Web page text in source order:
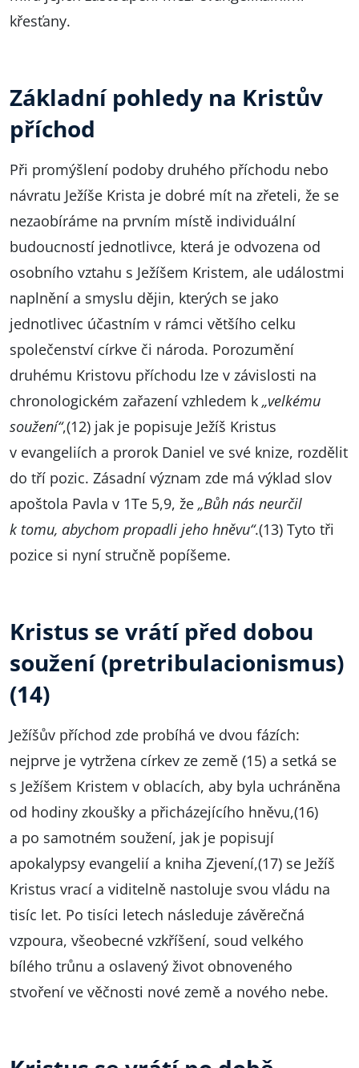
křesťany.
Základní pohledy na Kristův
příchod
Při promýšlení podoby druhého příchodu nebo
návratu Ježíše Krista je dobré mít na zřeteli, že se
nezaobíráme na prvním místě individuální
budoucností jednotlivce, která je odvozena od
osobního vztahu s Ježíšem Kristem, ale událostmi
naplnění a smyslu dějin, kterých se jako
jednotlivec účastním v rámci většího celku
společenství církve či národa. Porozumění
druhému Kristovu příchodu lze v závislosti na
chronologickém zařazení vzhledem k „velkému
soužení“,(12) jak je popisuje Ježíš Kristus
v evangeliích a prorok Daniel ve své knize, rozdělit
do tří pozic. Zásadní význam zde má výklad slov
apoštola Pavla v 1Te 5,9, že „Bůh nás neurčil
k tomu, abychom propadli jeho hněvu“.(13) Tyto tři
pozice si nyní stručně popíšeme.
Kristus se vrátí před dobou
soužení (pretribulacionismus)
(14)
Ježíšův příchod zde probíhá ve dvou fázích:
nejprve je vytržena církev ze země (15) a setká se
s Ježíšem Kristem v oblacích, aby byla uchráněna
od hodiny zkoušky a přicházejícího hněvu,(16)
a po samotném soužení, jak je popisují
apokalypsy evangelií a kniha Zjevení,(17) se Ježíš
Kristus vrací a viditelně nastoluje svou vládu na
tisíc let. Po tisíci letech následuje závěrečná
vzpoura, všeobecné vzkříšení, soud velkého
bílého trůnu a oslavený život obnoveného
stvoření ve věčnosti nové země a nového nebe.